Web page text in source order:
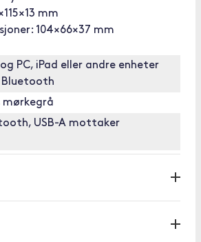
mm
104×66×37 mm
PC, iPad eller andre enheter
Bluetooth
mørkegrå
USB-A mottaker